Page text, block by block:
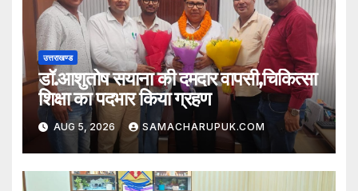
उत्तराखण्ड
डॉ.आशुतोष सयाना की दमदार वापसी,चिकित्सा
शिक्षा का पदभार किया ग्रहण
AUG 5, 2026 SAMACHARUPUK.COM